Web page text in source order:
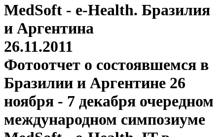
MedSoft - e-Health. Бразилия
и Аргентина
26.11.2011
Фотоотчет о состоявшемся в
Бразилии и Аргентине 26
ноября - 7 декабря очередном
международном симпозиуме